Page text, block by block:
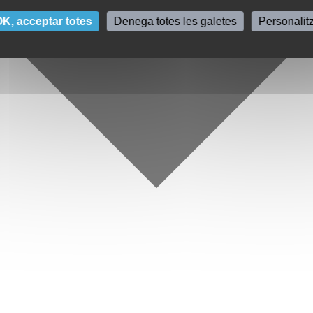
acceptar totes Denega totes les galetes